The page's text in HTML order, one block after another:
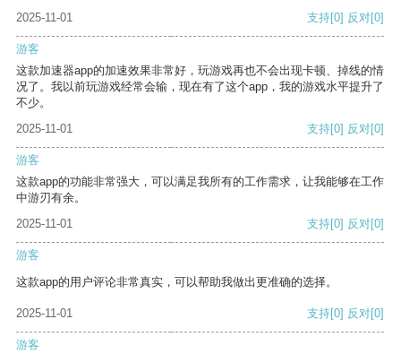
2025-11-01
支持[0] 反对[0]
游客
这款加速器app的加速效果非常好，玩游戏再也不会出现卡顿、掉线的情
况了。我以前玩游戏经常会输，现在有了这个app，我的游戏水平提升了
不少。
2025-11-01
支持[0] 反对[0]
游客
这款app的功能非常强大，可以满足我所有的工作需求，让我能够在工作
中游刃有余。
2025-11-01
支持[0] 反对[0]
游客
这款app的用户评论非常真实，可以帮助我做出更准确的选择。
2025-11-01 支持[0] 反对[0]
游客